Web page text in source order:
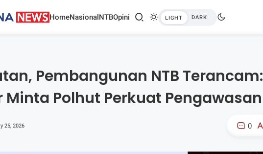
HomeNasionalNTBOpini
Pembangunan NTB Terancam:
Minta Polhut Perkuat Pengawasan
25, 2026 0